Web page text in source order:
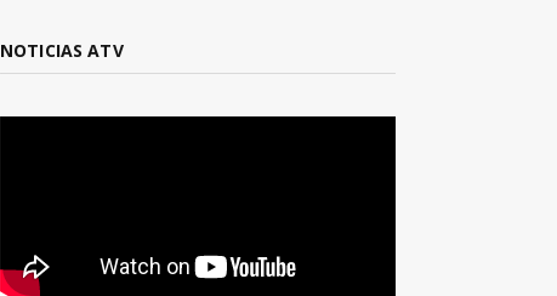
NOTICIAS ATV